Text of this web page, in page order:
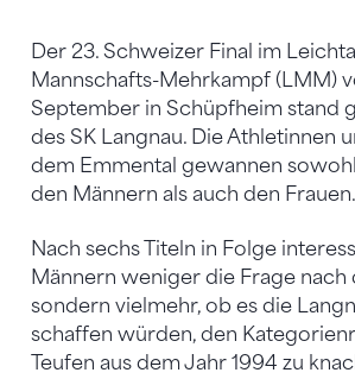
Der 23. Schweizer Final im
Mannschafts-Mehrkampf (LMM)
September in Schüpfheim stand
des SK Langnau. Die Athletinnen
dem Emmental gewannen
den Männern als auch den Frauen.
Nach sechs Titeln in Folge
Männern weniger die Frage nach
sondern vielmehr, ob es die
schaffen würden, den
Teufen aus dem Jahr 1994 zu